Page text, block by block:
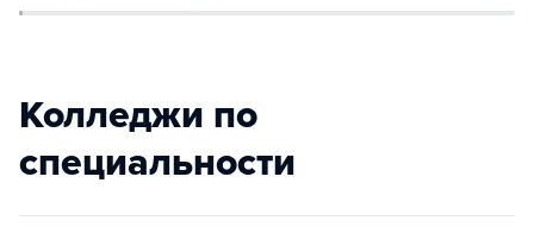
Колледжи по
специальности